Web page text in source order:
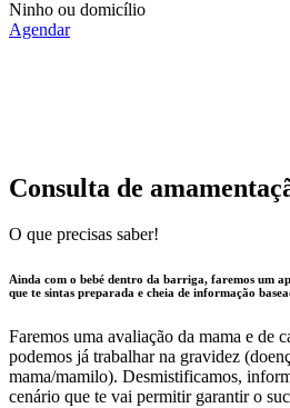
Ninho ou domicílio
Agendar
Consulta de
O que precisas saber!
Ainda com o bebé dentro da barriga, faremos um
que te sintas preparada e cheia de informação
Faremos uma avaliação da mama e de
podemos já trabalhar na gravidez
mama/mamilo). Desmistificamos,
cenário que te vai permitir garantir o